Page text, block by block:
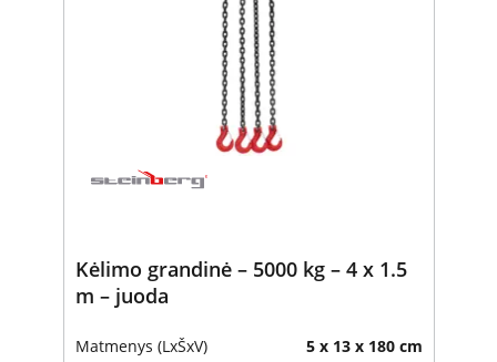
Kėlimo grandinė – 5000 kg – 4 x 1.5
m – juoda
Matmenys (LxŠxV) 5 x 13 x 180 cm